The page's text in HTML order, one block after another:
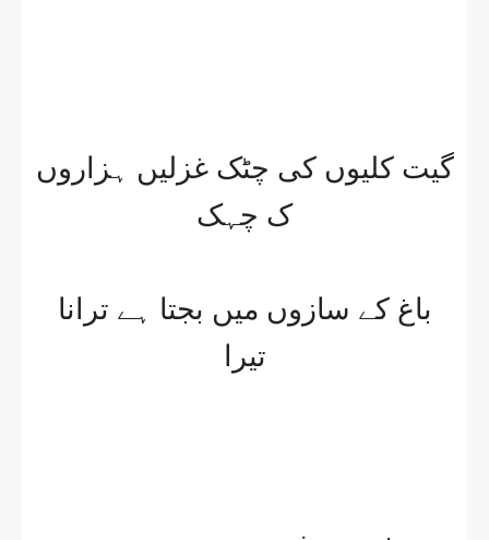
گیت کلیوں کی چٹک غزلیں ہزاروں
ک چہک
باغ کے سازوں میں بجتا ہے ترانا
تیرا